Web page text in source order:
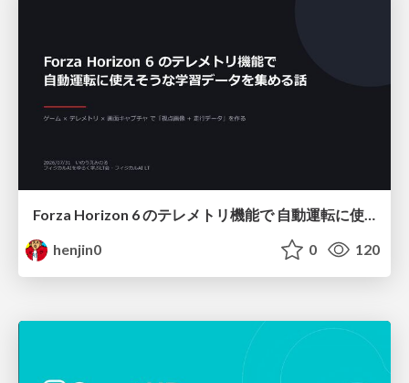
Forza Horizon 6 のテレメトリ機能で 自動運転に使えそうな学習データを集める話
henjin0
0 120